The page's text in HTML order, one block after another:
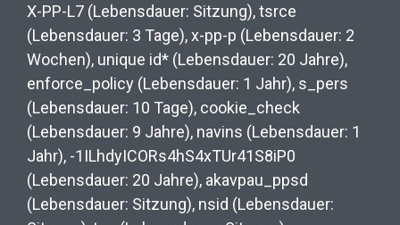
X-PP-L7 (Lebensdauer: Sitzung), tsrce
(Lebensdauer: 3 Tage), x-pp-p (Lebensdauer: 2
Wochen), unique id* (Lebensdauer: 20 Jahre),
enforce_policy (Lebensdauer: 1 Jahr), s_pers
(Lebensdauer: 10 Tage), cookie_check
(Lebensdauer: 9 Jahre), navins (Lebensdauer: 1
Jahr), -1ILhdyICORs4hS4xTUr41S8iP0
(Lebensdauer: 20 Jahre), akavpau_ppsd
(Lebensdauer: Sitzung), nsid (Lebensdauer: